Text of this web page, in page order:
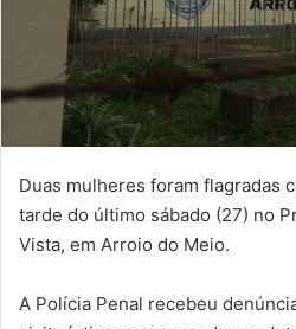
Duas mulheres foram flagradas
tarde do último sábado (27) no
Vista, em Arroio do Meio.
A Polícia Penal recebeu